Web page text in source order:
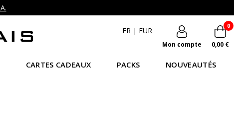
FR | EUR
Mon compte
0
0,00 €
CARTES CADEAUX PACKS NOUVEAUTÉS